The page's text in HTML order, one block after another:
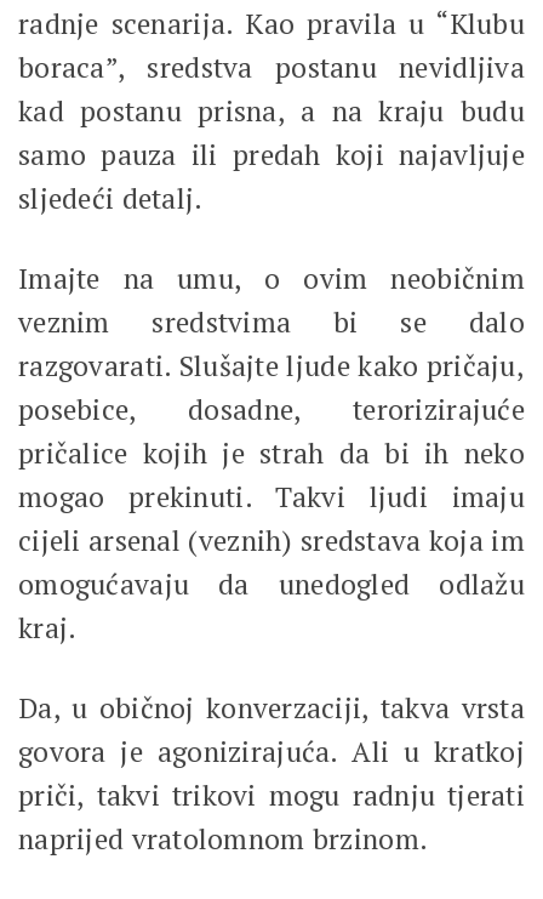
radnje scenarija. Kao pravila u “Klubu
boraca”, sredstva postanu nevidljiva
kad postanu prisna, a na kraju budu
samo pauza ili predah koji najavljuje
sljedeći detalj.
Imajte na umu, o ovim neobičnim
veznim sredstvima bi se dalo
razgovarati. Slušajte ljude kako pričaju,
posebice, dosadne, terorizirajuće
pričalice kojih je strah da bi ih neko
mogao prekinuti. Takvi ljudi imaju
cijeli arsenal (veznih) sredstava koja im
omogućavaju da unedogled odlažu
kraj.
Da, u običnoj konverzaciji, takva vrsta
govora je agonizirajuća. Ali u kratkoj
priči, takvi trikovi mogu radnju tjerati
naprijed vratolomnom brzinom.